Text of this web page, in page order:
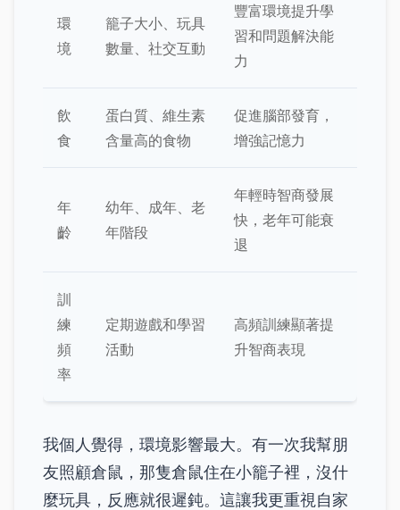
環
境
籠子大小、玩具
數量、社交互動
豐富環境提升學
習和問題解決能
力
飲
食
蛋白質、維生素
含量高的食物
促進腦部發育，
增強記憶力
年
齡
幼年、成年、老
年階段
年輕時智商發展
快，老年可能衰
退
訓
練
頻
率
定期遊戲和學習
活動
高頻訓練顯著提
升智商表現
我個人覺得，環境影響最大。有一次我幫朋
友照顧倉鼠，那隻倉鼠住在小籠子裡，沒什
麼玩具，反應就很遲鈍。這讓我更重視自家